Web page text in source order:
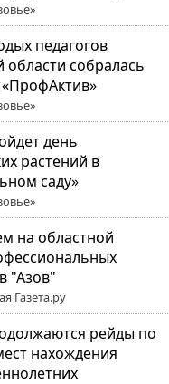
педагогов
области собралась
день
растений в
саду»
на областной
"Азов"
Газета.ру
рейды по
нахождения